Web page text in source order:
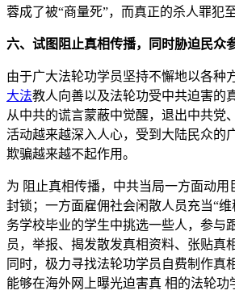
蓉成了被“商量死”，而真正的杀人罪
六、试图阻止真相传播，同时胁迫民众
由于广大法轮功学员坚持不懈地以各种
大法教人向善以及法轮功受中共迫害的
从中共的谎言蒙蔽中觉醒，退出中共党
活动越来越深入人心，受到大陆民众的
欺骗越来越不起作用。
为 阻止真相传播，中共当局一方面动用
封锁；一方面雇佣社会闲散人员充当“
务学校毕业的学生中挑选一些人，参与
员，举报、揭发散发真相资料、张贴真
同时，极力寻找法轮功学员自费制作真
能够在海外网上曝光迫害真 相的法轮功